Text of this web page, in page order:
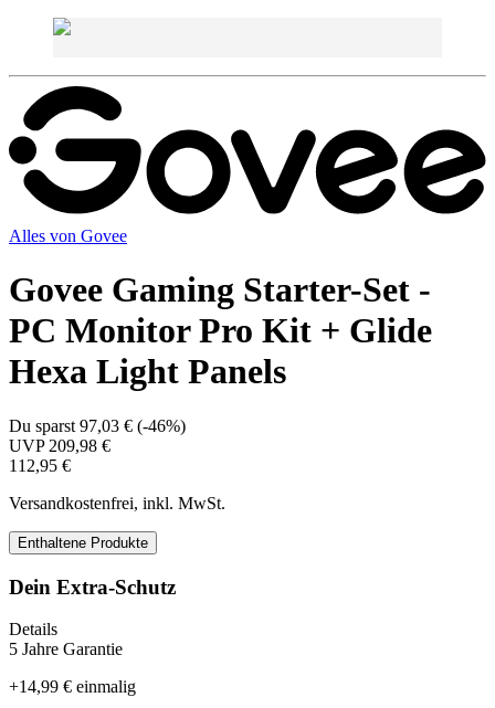
Alles von Govee
Govee Gaming Starter-Set -
PC Monitor Pro Kit + Glide
Hexa Light Panels
Du sparst 97,03 € (-46%)
UVP 209,98 €
112,95 €
Versandkostenfrei, inkl. MwSt.
Enthaltene Produkte
Dein Extra-Schutz
Details
5 Jahre Garantie
+14,99 € einmalig